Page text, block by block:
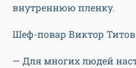
внутреннюю пленку.
Шеф-повар Виктор Титов
— Для многих людей